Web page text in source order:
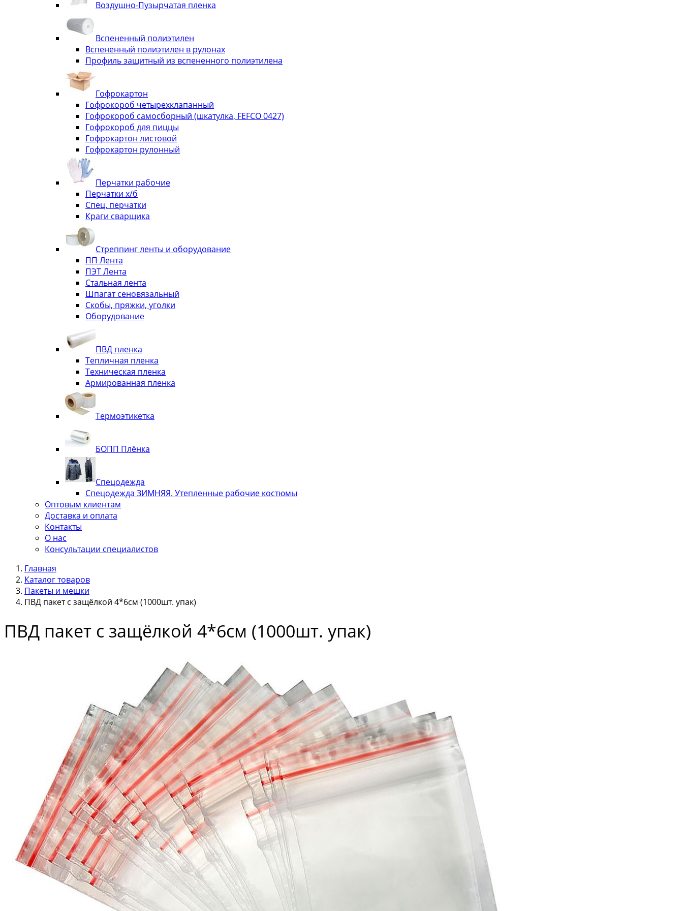
Воздушно-Пузырчатая пленка
Вспененный полиэтилен
Вспененный полиэтилен в рулонах
Профиль защитный из вспененного полиэтилена
Гофрокартон
Гофрокороб четырехклапанный
Гофрокороб самосборный (шкатулка, FEFCO 0427)
Гофрокороб для пиццы
Гофрокартон листовой
Гофрокартон рулонный
Перчатки рабочие
Перчатки х/б
Спец. перчатки
Краги сварщика
Стреппинг ленты и оборудование
ПП Лента
ПЭТ Лента
Стальная лента
Шпагат сеновязальный
Скобы, пряжки, уголки
Оборудование
ПВД пленка
Тепличная пленка
Техническая пленка
Армированная пленка
Термоэтикетка
БОПП Плёнка
Спецодежда
Спецодежда ЗИМНЯЯ. Утепленные рабочие костюмы
Оптовым клиентам
Доставка и оплата
Контакты
О нас
Консультации специалистов
Главная
Каталог товаров
Пакеты и мешки
ПВД пакет с защёлкой 4*6см (1000шт. упак)
ПВД пакет с защёлкой 4*6см (1000шт. упак)